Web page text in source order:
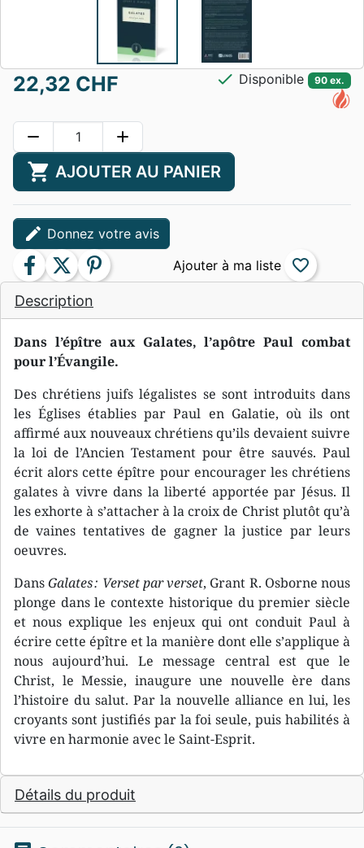
Description
Dans l’épître aux Galates, l’apôtre Paul combat
pour l’Évangile.
Des chrétiens juifs légalistes se sont introduits dans
les Églises établies par Paul en Galatie, où ils ont
affirmé aux nouveaux chrétiens qu’ils devaient suivre
la loi de l’Ancien Testament pour être sauvés. Paul
écrit alors cette épître pour encourager les chrétiens
galates à vivre dans la liberté apportée par Jésus. Il
les exhorte à s’attacher à la croix de Christ plutôt qu’à
de vaines tentatives de gagner la justice par leurs
oeuvres.
DansGalates : Verset par verset, Grant R. Osborne nous
plonge dans le contexte historique du premier siècle
et nous explique les enjeux qui ont conduit Paul à
écrire cette épître et la manière dont elle s’applique à
nous aujourd’hui. Le message central est que le
Christ, le Messie, inaugure une nouvelle ère dans
l’histoire du salut. Par la nouvelle alliance en lui, les
croyants sont justifiés par la foi seule, puis habilités à
vivre en harmonie avec le Saint-Esprit.
Détails du produit
22,32 CHF check Disponible 90 ex.
remove add
shopping_cart AJOUTER AU PANIER
edit Donnez votre avis
facebook twitter pinterest favorite_border